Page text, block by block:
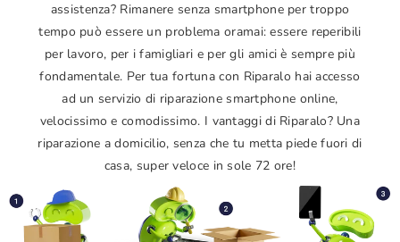
assistenza? Rimanere senza smartphone per troppo
tempo può essere un problema oramai: essere reperibili
per lavoro, per i famigliari e per gli amici è sempre più
fondamentale. Per tua fortuna con Riparalo hai accesso
ad un servizio di riparazione smartphone online,
velocissimo e comodissimo. I vantaggi di Riparalo? Una
riparazione a domicilio, senza che tu metta piede fuori di
casa, super veloce in sole 72 ore!